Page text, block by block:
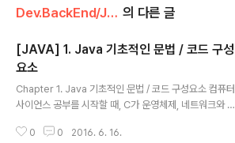
Dev.BackEnd/JAVA 의 다른 글
[JAVA] 1. Java 기초적인 문법 / 코드 구성
요소
Chapter 1. Java 기초적인 문법 / 코드 구성요소 컴퓨터
사이언스 공부를 시작할 때, C가 운영체제, 네트워크와 같
그 기초와 같다. 그 시작, 이클립스(Eclipse)JAVA를 프로
0 0 2016. 6. 16.